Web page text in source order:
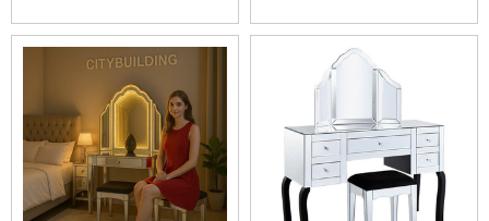
LED – BÀN GỖ ĐẸP – GIAO
TẬN NƠI
THIẾT KẾ ĐỘC QUYỀN